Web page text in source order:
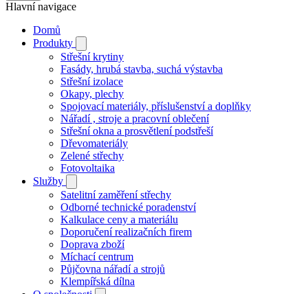
Hlavní navigace
Domů
Produkty
Střešní krytiny
Fasády, hrubá stavba, suchá výstavba
Střešní izolace
Okapy, plechy
Spojovací materiály, příslušenství a doplňky
Nářadí , stroje a pracovní oblečení
Střešní okna a prosvětlení podstřeší
Dřevomateriály
Zelené střechy
Fotovoltaika
Služby
Satelitní zaměření střechy
Odborné technické poradenství
Kalkulace ceny a materiálu
Doporučení realizačních firem
Doprava zboží
Míchací centrum
Půjčovna nářadí a strojů
Klempířská dílna